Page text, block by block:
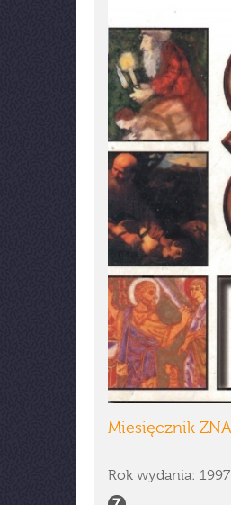
Miesięcznik
Rok wydania: 1997